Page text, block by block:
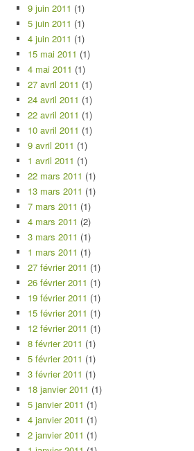
9 juin 2011 (1)
5 juin 2011 (1)
4 juin 2011 (1)
15 mai 2011 (1)
4 mai 2011 (1)
27 avril 2011 (1)
24 avril 2011 (1)
22 avril 2011 (1)
10 avril 2011 (1)
9 avril 2011 (1)
1 avril 2011 (1)
22 mars 2011 (1)
13 mars 2011 (1)
7 mars 2011 (1)
4 mars 2011 (2)
3 mars 2011 (1)
1 mars 2011 (1)
27 février 2011 (1)
26 février 2011 (1)
19 février 2011 (1)
15 février 2011 (1)
12 février 2011 (1)
8 février 2011 (1)
5 février 2011 (1)
3 février 2011 (1)
18 janvier 2011 (1)
5 janvier 2011 (1)
4 janvier 2011 (1)
2 janvier 2011 (1)